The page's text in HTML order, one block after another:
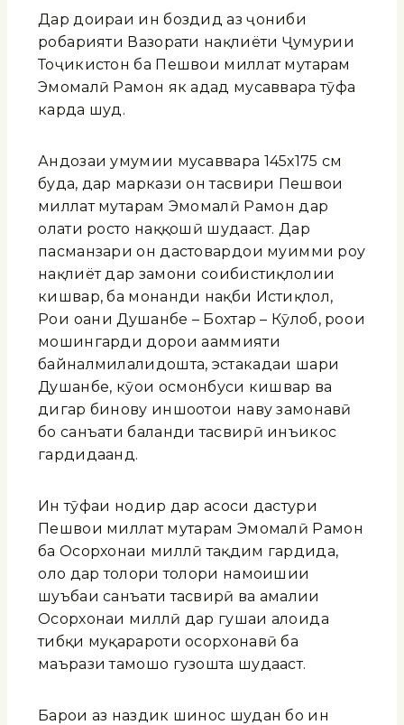
Дар доираи ин боздид аз ҷониби
роҳбарияти Вазорати нақлиёти Ҷумҳурии
Тоҷикистон ба Пешвои миллат муҳтарам
Эмомалӣ Раҳмон як адад мусаввара тӯҳфа
карда шуд.
Андозаи умумии мусаввара 145х175 см
буда, дар маркази он тасвири Пешвои
миллат муҳтарам Эмомалӣ Раҳмон дар
ҳолати росто наққошӣ шудааст. Дар
пасманзари он дастовардҳои муҳимми роҳу
нақлиёт дар замони соҳибистиқлолии
кишвар, ба монанди нақби Истиқлол,
Роҳи оҳани Душанбе – Бохтар – Кӯлоб, роҳҳои
мошингарди дорои аҳаммияти
байналмилалидошта, эстакадаи шаҳри
Душанбе, кӯҳҳои осмонбуси кишвар ва
дигар бинову иншоотҳои наву замонавӣ
бо санъати баланди тасвирӣ инъикос
гардидаанд.
Ин тӯҳфаи нодир дар асоси дастури
Пешвои миллат муҳтарам Эмомалӣ Раҳмон
ба Осорхонаи миллӣ тақдим гардида,
ҳоло дар толори толори намоишии
шуъбаи санъати тасвирӣ ва амалии
Осорхонаи миллӣ дар гушаи алоҳида
тибқи муқарароти осорхонавӣ ба
маърази тамошо гузошта шудааст.
Барои аз наздик шинос шудан бо ин